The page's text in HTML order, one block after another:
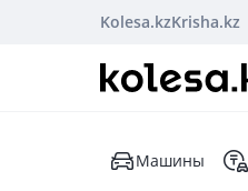
Kolesa.kzKrisha.kz
Машины